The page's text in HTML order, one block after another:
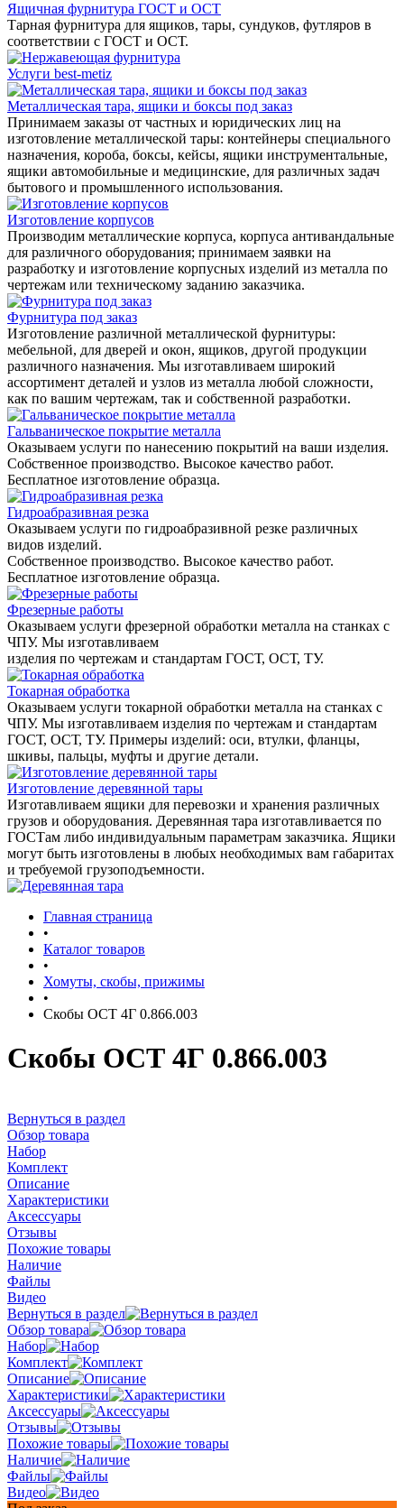
Ящичная фурнитура ГОСТ и ОСТ
Тарная фурнитура для ящиков, тары, сундуков, футляров в
соответствии с ГОСТ и ОСТ.
Услуги best-metiz
Металлическая тара, ящики и боксы под заказ
Принимаем заказы от частных и юридических лиц на
изготовление металлической тары: контейнеры специального
назначения, короба, боксы, кейсы, ящики инструментальные,
ящики автомобильные и медицинские, для различных задач
бытового и промышленного использования.
Изготовление корпусов
Производим металлические корпуса, корпуса антивандальные
для различного оборудования; принимаем заявки на
разработку и изготовление корпусных изделий из металла по
чертежам или техническому заданию заказчика.
Фурнитура под заказ
Изготовление различной металлической фурнитуры:
мебельной, для дверей и окон, ящиков, другой продукции
различного назначения. Мы изготавливаем широкий
ассортимент деталей и узлов из металла любой сложности,
как по вашим чертежам, так и собственной разработки.
Гальваническое покрытие металла
Оказываем услуги по нанесению покрытий на ваши изделия.
Собственное производство. Высокое качество работ.
Бесплатное изготовление образца.
Гидроабразивная резка
Оказываем услуги по гидроабразивной резке различных
видов изделий.
Собственное производство. Высокое качество работ.
Бесплатное изготовление образца.
Фрезерные работы
Оказываем услуги фрезерной обработки металла на станках с
ЧПУ. Мы изготавливаем
изделия по чертежам и стандартам ГОСТ, ОСТ, ТУ.
Токарная обработка
Оказываем услуги токарной обработки металла на станках с
ЧПУ. Мы изготавливаем изделия по чертежам и стандартам
ГОСТ, ОСТ, ТУ. Примеры изделий: оси, втулки, фланцы,
шкивы, пальцы, муфты и другие детали.
Изготовление деревянной тары
Изготавливаем ящики для перевозки и хранения различных
грузов и оборудования. Деревянная тара изготавливается по
ГОСТам либо индивидуальным параметрам заказчика. Ящики
могут быть изготовлены в любых необходимых вам габаритах
и требуемой грузоподъемности.
Главная страница
•
Каталог товаров
•
Хомуты, скобы, прижимы
•
Скобы ОСТ 4Г 0.866.003
Скобы ОСТ 4Г 0.866.003
Вернуться в раздел
Обзор товара
Набор
Комплект
Описание
Характеристики
Аксессуары
Отзывы
Похожие товары
Наличие
Файлы
Видео
Вернуться в раздел
Обзор товара
Набор
Комплект
Описание
Характеристики
Аксессуары
Отзывы
Похожие товары
Наличие
Файлы
Видео